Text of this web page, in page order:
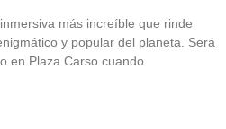
más increíble que rinde
y popular del planeta. Será
en Plaza Carso cuando